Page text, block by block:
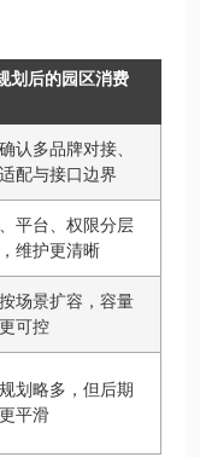
划后的园区消费
认多品牌对接、
配与接口边界
平台、权限分层
维护更清晰
场景扩容，容量
可控
划略多，但后期
平滑